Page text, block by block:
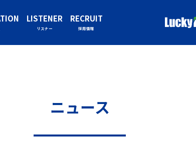
LISTENER
リスナー
RECRUIT
採用情報
ニュース